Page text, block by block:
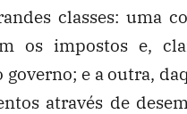
classes: uma
os impostos e,
e a outra,
através de